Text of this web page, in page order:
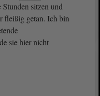
sitzen und
fleißig getan. Ich bin
sie hier nicht